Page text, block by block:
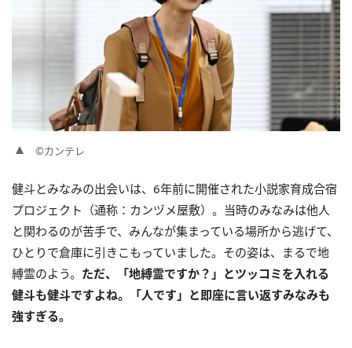
©カンテレ
健斗とみなみの出会いは、6年前に開催された小説家育成合宿
プロジェクト（通称：カンヅメ屋敷）。当時のみなみは他人
と関わるのが苦手で、みんなが集まっている場所から逃げて、
ひとりで倉庫に引きこもっていました。その姿は、まるで地
縛霊のよう。 ただ、「地縛霊ですか？」とツッコミを入れる
健斗も健斗ですよね。「人です」と即座に言い返すみなみも
強すぎる。